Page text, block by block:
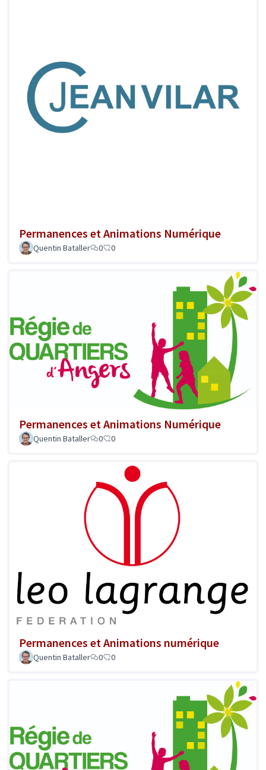
Permanences et Animations Numérique
Quentin Bataller 0 0
Permanences et Animations Numérique
Quentin Bataller 0 0
Permanences et Animations numérique
Quentin Bataller 0 0